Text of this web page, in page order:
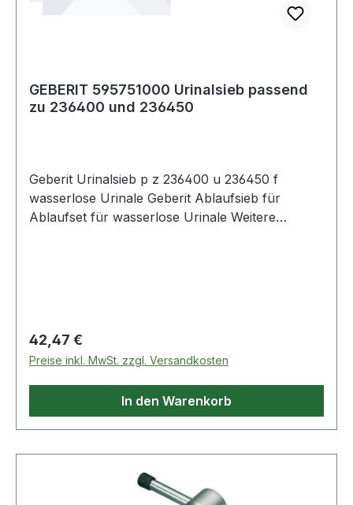
GEBERIT 595751000 Urinalsieb passend
zu 236400 und 236450
Geberit Urinalsieb p z 236400 u 236450 f
wasserlose Urinale Geberit Ablaufsieb für
Ablaufset für wasserlose Urinale Weitere
Regulärer Preis:
42,47 €
Preise inkl. MwSt. zzgl. Versandkosten
In den Warenkorb